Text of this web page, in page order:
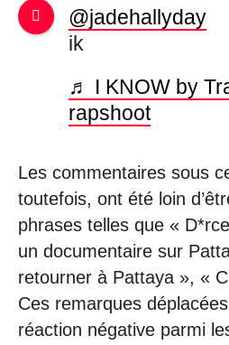
@jadehallyday
ik
♬ I KNOW by
rapshoot
Les commentaires sous
toutefois, ont été loin
phrases telles que «
un documentaire sur
retourner à Pattaya », «
Ces remarques
réaction négative parmi